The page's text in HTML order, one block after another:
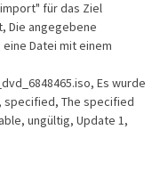
für das Ziel
, Die angegebene
eine Datei mit einem
, Es wurde
, specified, The specified
, ungültig, Update 1,